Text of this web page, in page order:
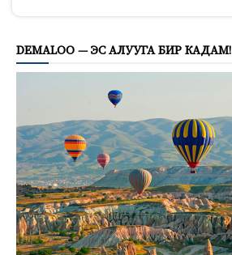
DEMALOO — ЭС АЛУУГА БИР КАДАМ!